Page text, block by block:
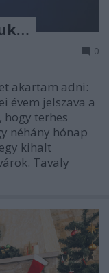
0
akartam adni:
évem jelszava a
terhes
néhány hónap
kihalt
Tavaly